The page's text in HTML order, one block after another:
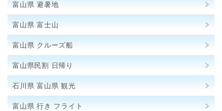
富山県 避暑地
富山県 富士山
富山県 クルーズ船
富山県民割 日帰り
石川県 富山県 観光
富山県 行き フライト